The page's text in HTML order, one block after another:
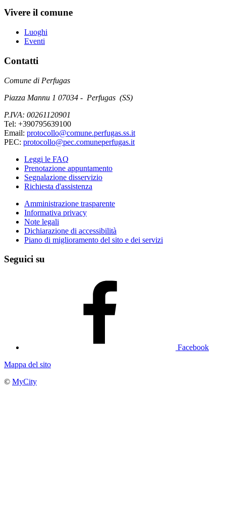
Vivere il comune
Luoghi
Eventi
Contatti
Comune di Perfugas
Piazza Mannu 1 07034 - Perfugas (SS)
P.IVA: 00261120901
Tel: +390795639100
Email: protocollo@comune.perfugas.ss.it
PEC: protocollo@pec.comuneperfugas.it
Leggi le FAQ
Prenotazione appuntamento
Segnalazione disservizio
Richiesta d'assistenza
Amministrazione trasparente
Informativa privacy
Note legali
Dichiarazione di accessibilità
Piano di miglioramento del sito e dei servizi
Seguici su
Facebook
Mappa del sito
© MyCity